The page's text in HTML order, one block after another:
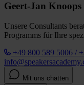
Geert-Jan Knoops
Unsere Consultants
Programms für Ihre
+49 800 589 5006 /
Mit uns chatten